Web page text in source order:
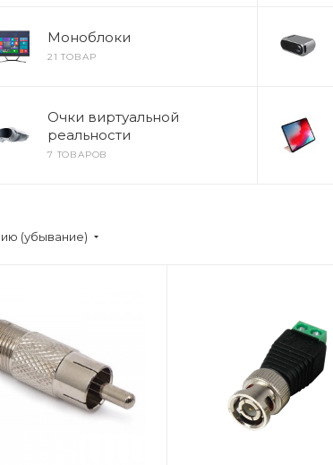
Моноблоки
21 ТОВАР
Очки виртуальной
реальности
7 ТОВАРОВ
(убывание)